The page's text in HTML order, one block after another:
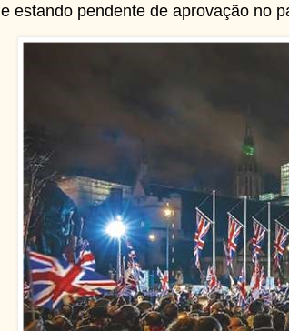
e estando pendente de aprovação no